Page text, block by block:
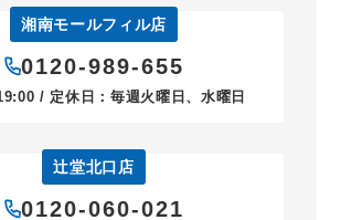
湘南モールフィル店
0120-989-655
/ 定休日：毎週火曜日、水曜日
辻堂北口店
0120-060-021